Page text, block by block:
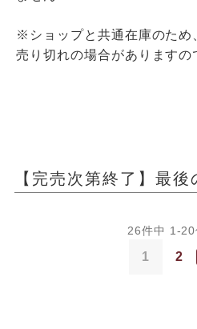
※ショップと共通在庫のため
売り切れの場合がありますの
【完売次第終了】最後
26件中 1 -20
1 2